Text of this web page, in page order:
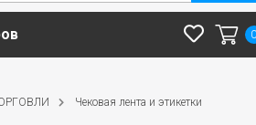
Чековая лента и этикетки